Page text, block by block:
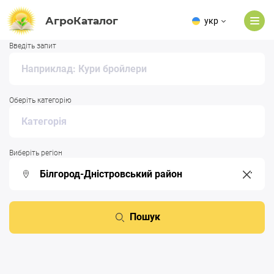
АгроКаталог укр
Введіть запит
Оберіть категорію
Виберіть регіон
Пошук